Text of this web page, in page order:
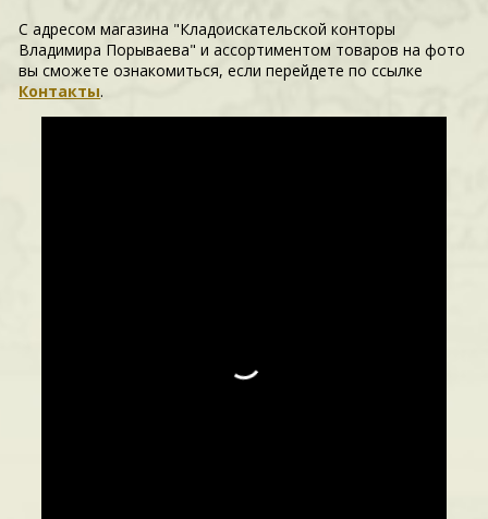
С адресом магазина "Кладоискательской конторы
Владимира Порываева" и ассортиментом товаров на фото
вы сможете ознакомиться, если перейдете по ссылке
Контакты.